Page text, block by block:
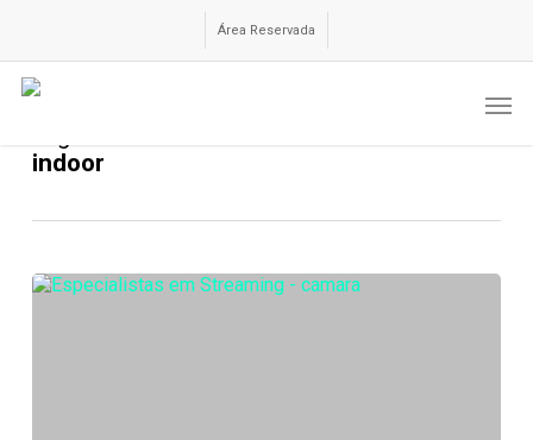
main
content
Área Reservada
indoor